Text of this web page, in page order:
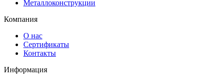
Металлоконструкции
Компания
О нас
Сертификаты
Контакты
Информация